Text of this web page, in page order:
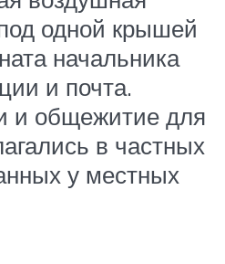
одной крышей
начальника
и почта.
и общежитие для
в частных
у местных